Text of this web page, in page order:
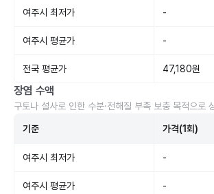
여주시 최저가 -
여주시 평균가 -
전국 평균가 47,180원
장염 수액
구토나 설사로 인한 수분·전해질 부족 보충 목적으로
기준 가격(1회)
여주시 최저가 -
여주시 평균가 -